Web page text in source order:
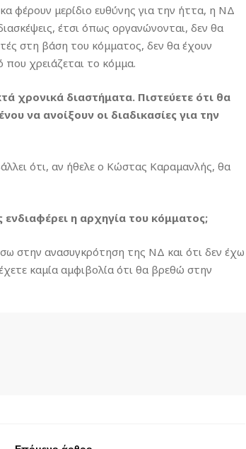
φέρουν μερίδιο ευθύνης για την ήττα, η ΝΔ
έτσι όπως οργανώνονται, δεν θα
στη βάση του κόμματος, δεν θα έχουν
χρειάζεται το κόμμα.
χρονικά διαστήματα. Πιστεύετε ότι θα
να ανοίξουν οι διαδικασίες για την
ότι, αν ήθελε ο Κώστας Καραμανλής, θα
η αρχηγία του κόμματος;
στην ανασυγκρότηση της ΝΔ και ότι δεν έχω
καμία αμφιβολία ότι θα βρεθώ στην